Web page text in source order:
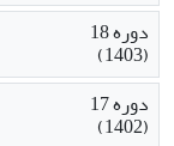
دوره 18
(1403)
دوره 17
(1402)